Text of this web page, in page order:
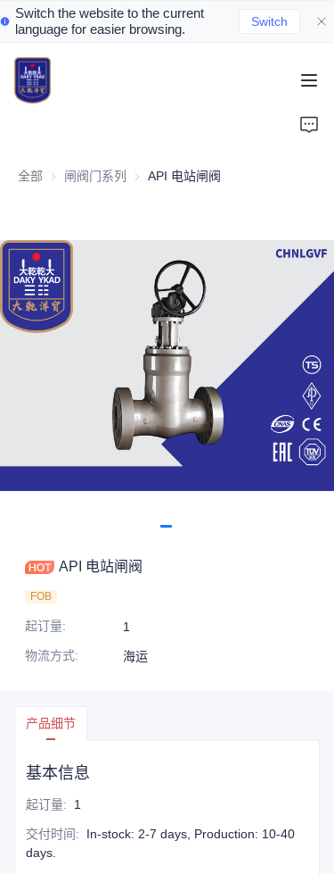
Switch the website to the current
language for easier browsing.
Switch
全部 闸阀门系列 闸阀门系列
API 电站闸阀
API 电站闸阀
FOB
起订量:
1
物流方式: 海运
产品细节
基本信息
起订量: 1
交付时间:
In-stock: 2-7 days, Production: 10-40
days.
Home
Valve Products
Valve News
Contact Us